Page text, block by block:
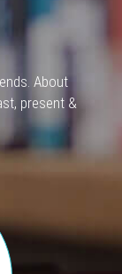
About
present &